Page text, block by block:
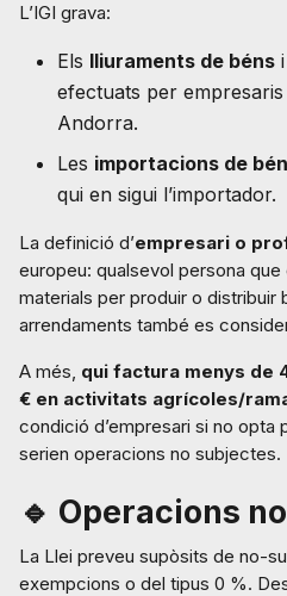
L’IGI grava:
Els lliuraments de béns i
efectuats per
Andorra.
Les importacions de
qui en sigui l’importador.
La definició d’empresari o
europeu: qualsevol persona que
materials per produir o distribuir
arrendaments també es
A més, qui factura menys de
€ en activitats agrícoles/
condició d’empresari si no opta
serien operacions no subjectes.
🔹 Operacions
La Llei preveu supòsits de no-
exempcions o del tipus 0 %.